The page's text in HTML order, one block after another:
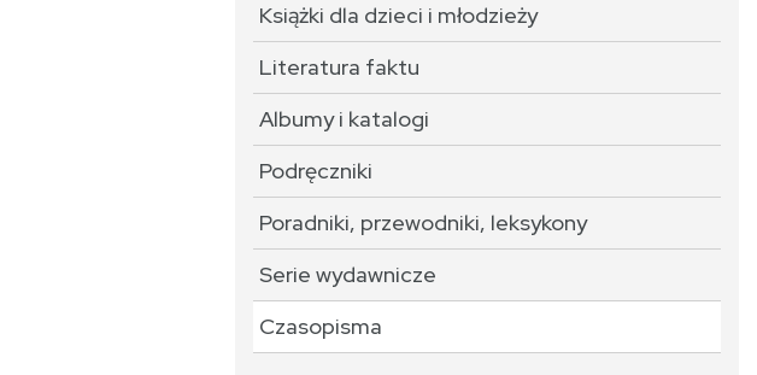
Książki dla dzieci i młodzieży
Literatura faktu
Albumy i katalogi
Podręczniki
Poradniki, przewodniki, leksykony
Serie wydawnicze
Czasopisma